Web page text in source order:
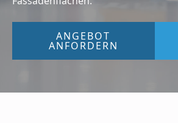
ANGEBOT
ANFORDERN